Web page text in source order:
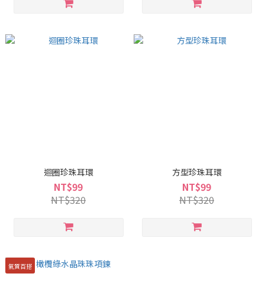
迴圈珍珠耳環
NT$99
NT$320
方型珍珠耳環
NT$99
NT$320
氣質百搭